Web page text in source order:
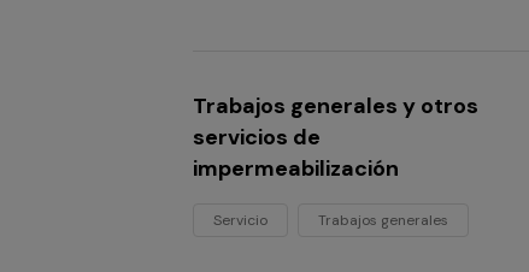
Trabajos generales y otros
servicios de
impermeabilización
Servicio Trabajos generales